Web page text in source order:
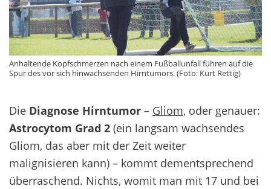
Anhaltende Kopfschmerzen nach einem Fußballunfall führen auf die
Spur des vor sich hinwachsenden Hirntumors. (Foto: Kurt Rettig)
Die Diagnose Hirntumor – Gliom, oder genauer:
Astrocytom Grad 2 (ein langsam wachsendes
Gliom, das aber mit der Zeit weiter
malignisieren kann) – kommt dementsprechend
überraschend. Nichts, womit man mit 17 und bei